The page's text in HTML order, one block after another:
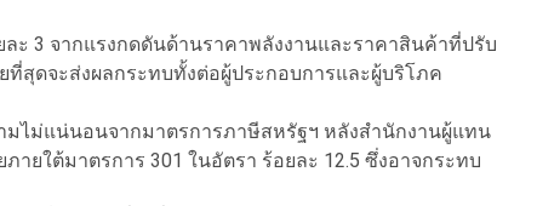
ะ 3 จากแรงกดดันด้านราคาพลังงานและราคาสินค้าที่ปรับ
สุดจะส่งผลกระทบทั้งต่อผู้ประกอบการและผู้บริโภค
มไม่แน่นอนจากมาตรการภาษีสหรัฐฯ หลังสำนักงานผู้แทน
ายใต้มาตรการ 301 ในอัตรา ร้อยละ 12.5 ซึ่งอาจกระทบ